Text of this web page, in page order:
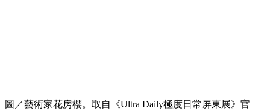
圖／藝術家花房櫻。取自《Ultra Daily極度日常屏東展》官